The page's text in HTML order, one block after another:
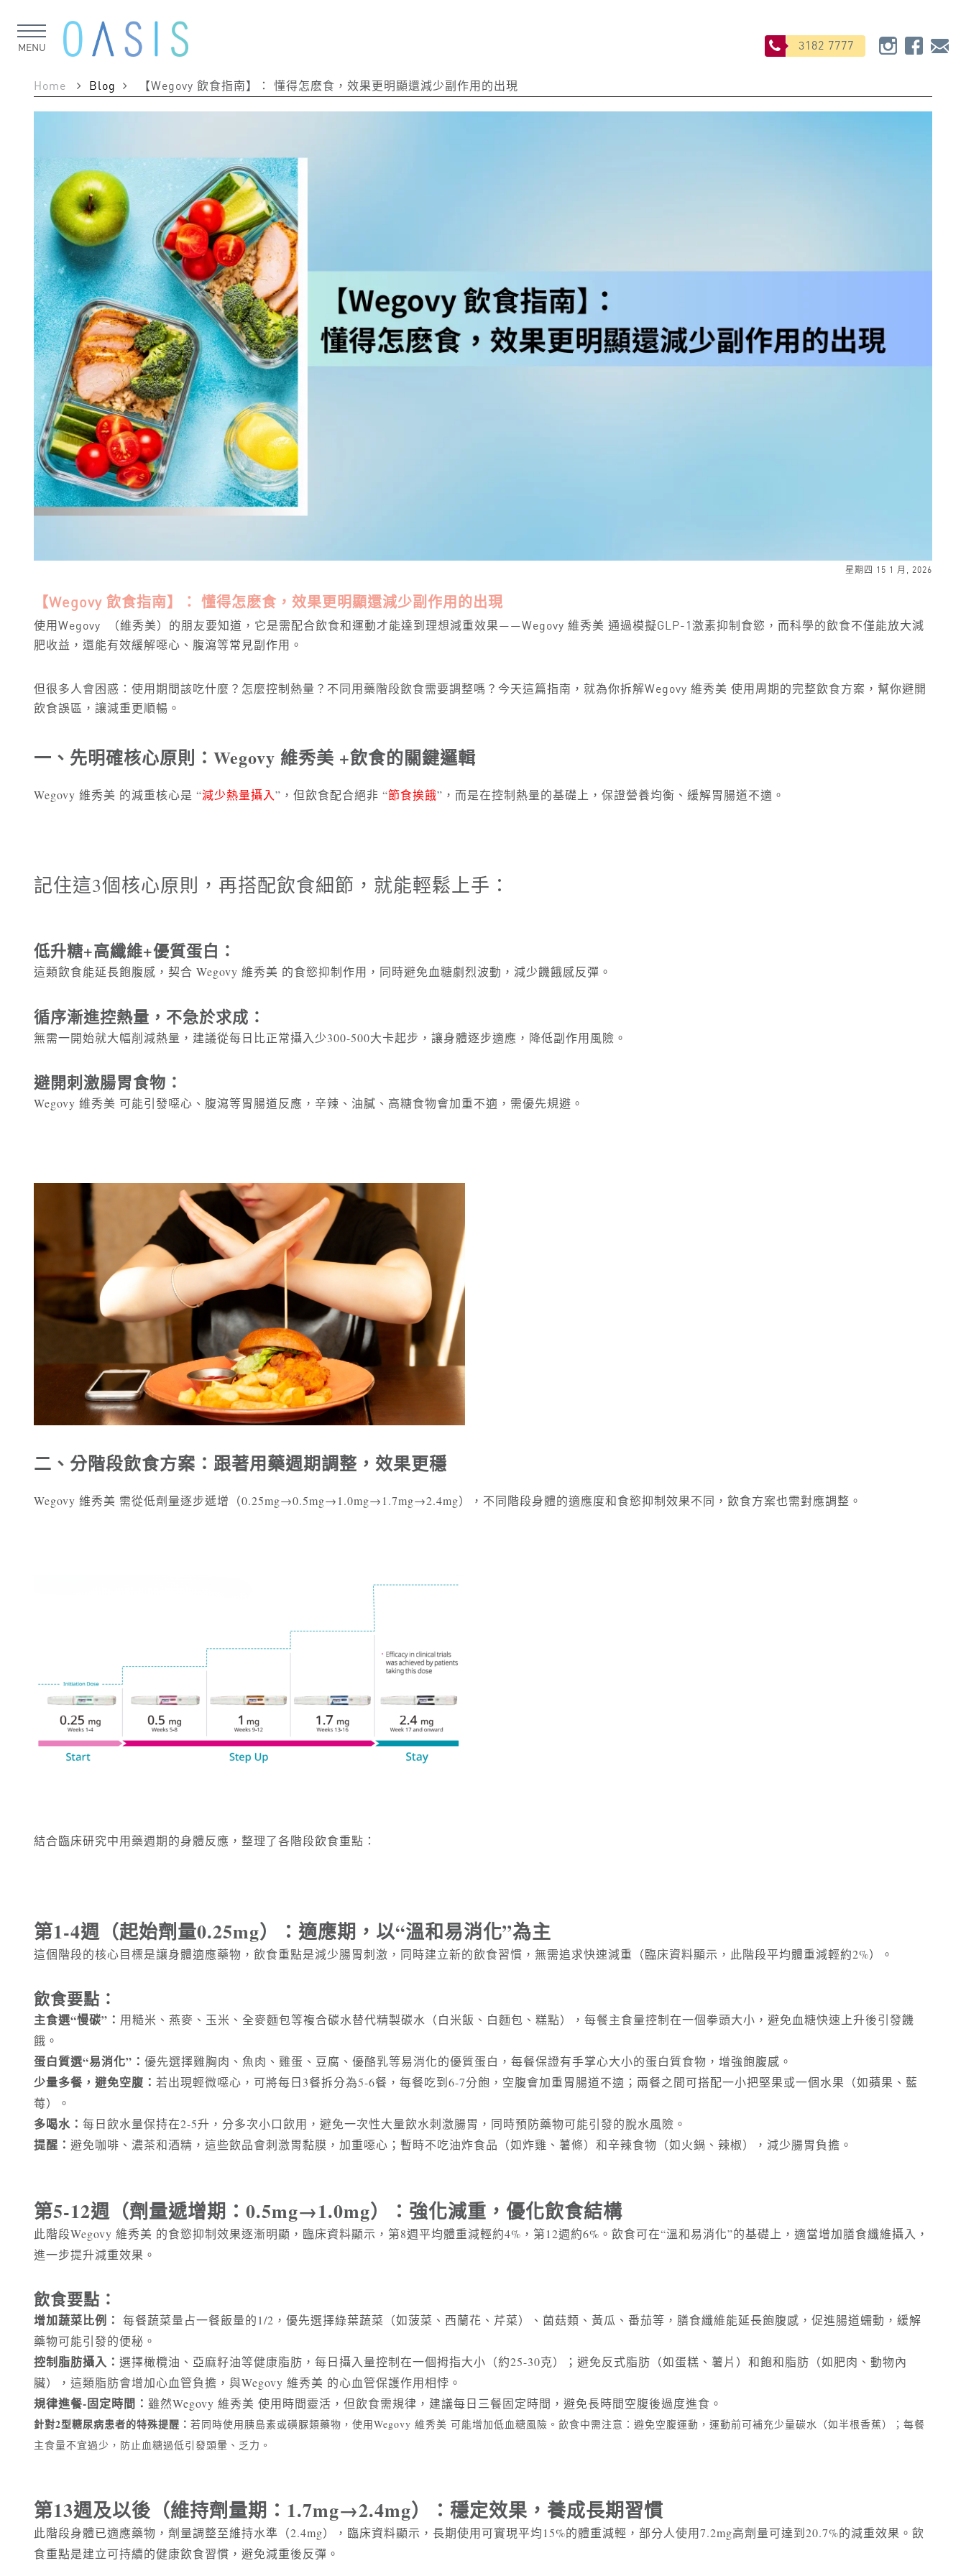
MENU 3182 7777
Home Blog 【Wegovy 飲食指南】： 懂得怎麽食，效果更明顯還減少副作用的出現
星期四 15 1 月, 2026
【Wegovy 飲食指南】： 懂得怎麽食，效果更明顯還減少副作用的出現
使用Wegovy （維秀美）的朋友要知道，它是需配合飲食和運動才能達到理想減重效果——Wegovy 維秀美 通過模擬GLP-1激素抑制食慾，而科學的飲食不僅能放大減
肥收益，還能有效緩解噁心、腹瀉等常見副作用。
但很多人會困惑：使用期間該吃什麼？怎麼控制熱量？不同用藥階段飲食需要調整嗎？今天這篇指南，就為你拆解Wegovy 維秀美 使用周期的完整飲食方案，幫你避開
飲食誤區，讓減重更順暢。
一、先明確核心原則：Wegovy 維秀美 +飲食的關鍵邏輯
Wegovy 維秀美 的減重核心是 “減少熱量攝入”，但飲食配合絕非 “節食挨餓”，而是在控制熱量的基礎上，保證營養均衡、緩解胃腸道不適。
記住這3個核心原則，再搭配飲食細節，就能輕鬆上手：
低升糖+高纖維+優質蛋白：
這類飲食能延長飽腹感，契合 Wegovy 維秀美 的食慾抑制作用，同時避免血糖劇烈波動，減少饑餓感反彈。
循序漸進控熱量，不急於求成：
無需一開始就大幅削減熱量，建議從每日比正常攝入少300-500大卡起步，讓身體逐步適應，降低副作用風險。
避開刺激腸胃食物：
Wegovy 維秀美 可能引發噁心、腹瀉等胃腸道反應，辛辣、油膩、高糖食物會加重不適，需優先規避。
二、分階段飲食方案：跟著用藥週期調整，效果更穩
Wegovy 維秀美 需從低劑量逐步遞增（0.25mg→0.5mg→1.0mg→1.7mg→2.4mg），不同階段身體的適應度和食慾抑制效果不同，飲食方案也需對應調整。
結合臨床研究中用藥週期的身體反應，整理了各階段飲食重點：
第1-4週（起始劑量0.25mg）：適應期，以“溫和易消化”為主
這個階段的核心目標是讓身體適應藥物，飲食重點是減少腸胃刺激，同時建立新的飲食習慣，無需追求快速減重（臨床資料顯示，此階段平均體重減輕約2%）。
飲食要點：
主食選“慢碳”： 用糙米、燕麥、玉米、全麥麵包等複合碳水替代精製碳水（白米飯、白麵包、糕點），每餐主食量控制在一個拳頭大小，避免血糖快速上升後引發饑
餓。
蛋白質選“易消化”： 優先選擇雞胸肉、魚肉、雞蛋、豆腐、優酪乳等易消化的優質蛋白，每餐保證有手掌心大小的蛋白質食物，增強飽腹感。
少量多餐，避免空腹： 若出現輕微噁心，可將每日3餐拆分為5-6餐，每餐吃到6-7分飽，空腹會加重胃腸道不適；兩餐之間可搭配一小把堅果或一個水果（如蘋果、藍
莓）。
多喝水： 每日飲水量保持在2-5升，分多次小口飲用，避免一次性大量飲水刺激腸胃，同時預防藥物可能引發的脫水風險。
提醒： 避免咖啡、濃茶和酒精，這些飲品會刺激胃黏膜，加重噁心；暫時不吃油炸食品（如炸雞、薯條）和辛辣食物（如火鍋、辣椒），減少腸胃負擔。
第5-12週 （劑量遞增期：0.5mg→1.0mg）：強化減重，優化飲食結構
此階段Wegovy 維秀美 的食慾抑制效果逐漸明顯，臨床資料顯示，第8週平均體重減輕約4%，第12週約6%。飲食可在“溫和易消化”的基礎上，適當增加膳食纖維攝入，
進一步提升減重效果。
飲食要點：
增加蔬菜比例： 每餐蔬菜量占一餐飯量的1/2，優先選擇綠葉蔬菜（如菠菜、西蘭花、芹菜）、菌菇類、黃瓜、番茄等，膳食纖維能延長飽腹感，促進腸道蠕動，緩解
藥物可能引發的便秘。
控制脂肪攝入： 選擇橄欖油、亞麻籽油等健康脂肪，每日攝入量控制在一個拇指大小（約25-30克）；避免反式脂肪（如蛋糕、薯片）和飽和脂肪（如肥肉、動物內
臟），這類脂肪會增加心血管負擔，與Wegovy 維秀美 的心血管保護作用相悖。
規律進餐-固定時間： 雖然Wegovy 維秀美 使用時間靈活，但飲食需規律，建議每日三餐固定時間，避免長時間空腹後過度進食。
針對2型糖尿病患者的特殊提醒： 若同時使用胰島素或磺脲類藥物，使用Wegovy 維秀美 可能增加低血糖風險。飲食中需注意：避免空腹運動，運動前可補充少量碳水（如半根香蕉）；每餐
主食量不宜過少，防止血糖過低引發頭暈、乏力。
第13週及以後（維持劑量期：1.7mg→2.4mg）：穩定效果，養成長期習慣
此階段身體已適應藥物，劑量調整至維持水準（2.4mg），臨床資料顯示，長期使用可實現平均15%的體重減輕，部分人使用7.2mg高劑量可達到20.7%的減重效果。飲
食重點是建立可持續的健康飲食習慣，避免減重後反彈。